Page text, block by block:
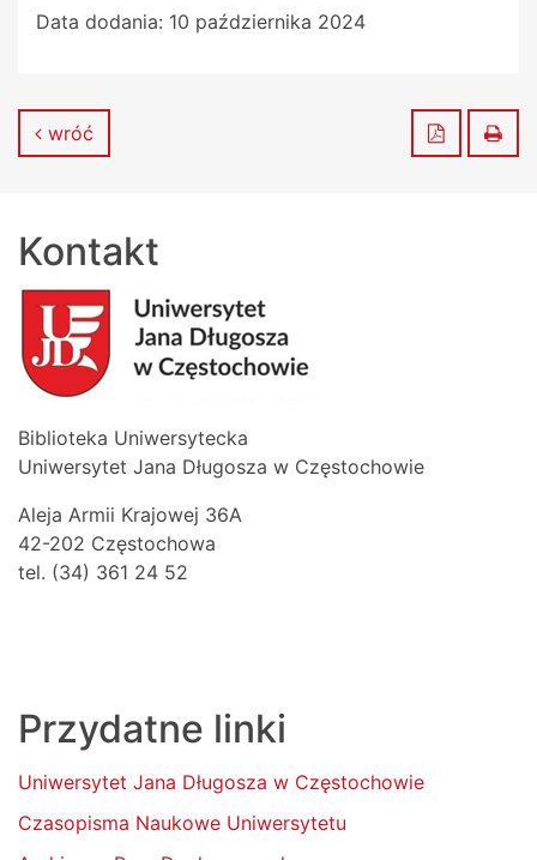
Data dodania: 10 października 2024
wróć Zapisz do
Kontakt
Biblioteka Uniwersytecka
Uniwersytet Jana Długosza w Częstochowie
Aleja Armii Krajowej 36A
42-202 Częstochowa
tel. (34) 361 24 52
Przydatne linki
Uniwersytet Jana Długosza w Częstochowie
Czasopisma Naukowe Uniwersytetu